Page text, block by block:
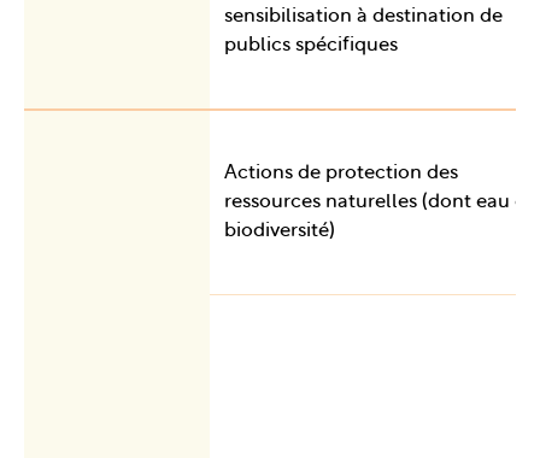
sensibilisation à destination de
publics spécifiques
Actions de protection des
ressources naturelles (dont eau et
biodiversité)